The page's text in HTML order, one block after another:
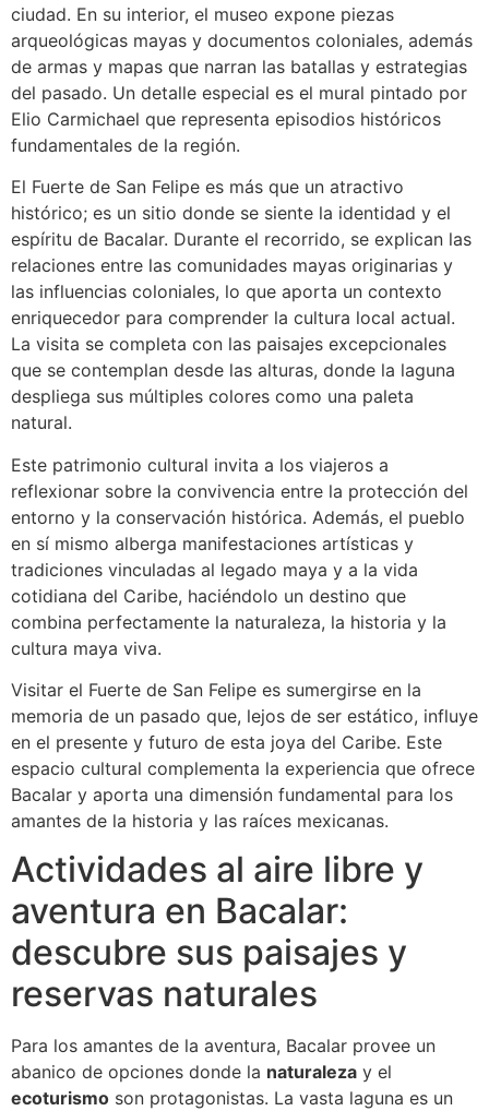
ciudad. En su interior, el museo expone piezas
arqueológicas mayas y documentos coloniales, además
de armas y mapas que narran las batallas y estrategias
del pasado. Un detalle especial es el mural pintado por
Elio Carmichael que representa episodios históricos
fundamentales de la región.
El Fuerte de San Felipe es más que un atractivo
histórico; es un sitio donde se siente la identidad y el
espíritu de Bacalar. Durante el recorrido, se explican las
relaciones entre las comunidades mayas originarias y
las influencias coloniales, lo que aporta un contexto
enriquecedor para comprender la cultura local actual.
La visita se completa con las paisajes excepcionales
que se contemplan desde las alturas, donde la laguna
despliega sus múltiples colores como una paleta
natural.
Este patrimonio cultural invita a los viajeros a
reflexionar sobre la convivencia entre la protección del
entorno y la conservación histórica. Además, el pueblo
en sí mismo alberga manifestaciones artísticas y
tradiciones vinculadas al legado maya y a la vida
cotidiana del Caribe, haciéndolo un destino que
combina perfectamente la naturaleza, la historia y la
cultura maya viva.
Visitar el Fuerte de San Felipe es sumergirse en la
memoria de un pasado que, lejos de ser estático, influye
en el presente y futuro de esta joya del Caribe. Este
espacio cultural complementa la experiencia que ofrece
Bacalar y aporta una dimensión fundamental para los
amantes de la historia y las raíces mexicanas.
Actividades al aire libre y
aventura en Bacalar:
descubre sus paisajes y
reservas naturales
Para los amantes de la aventura, Bacalar provee un
abanico de opciones donde la naturaleza y el
ecoturismo son protagonistas. La vasta laguna es un